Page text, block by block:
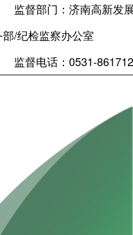
监督部门：济南高新发
部/纪检监察办公室
监督电话：0531-